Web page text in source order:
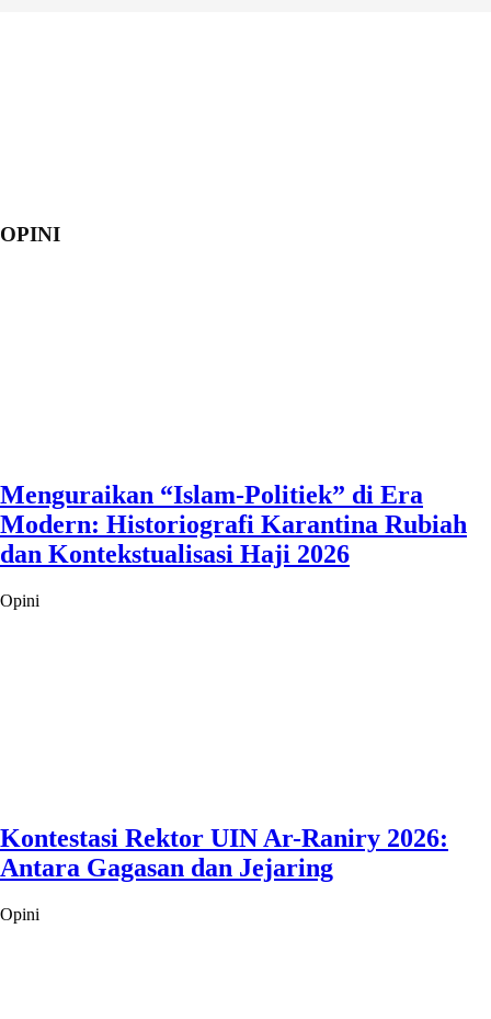
OPINI
Menguraikan “Islam-Politiek” di Era
Modern: Historiografi Karantina Rubiah
dan Kontekstualisasi Haji 2026
Opini
Kontestasi Rektor UIN Ar-Raniry 2026:
Antara Gagasan dan Jejaring
Opini